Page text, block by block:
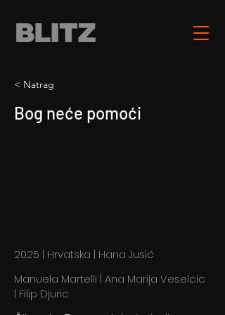
< Natrag
Bog neće pomoći
2025 | Hrvatska | Hana Jusić
Manuela Martelli | Ana Marija Veselcic
| Filip Djuric